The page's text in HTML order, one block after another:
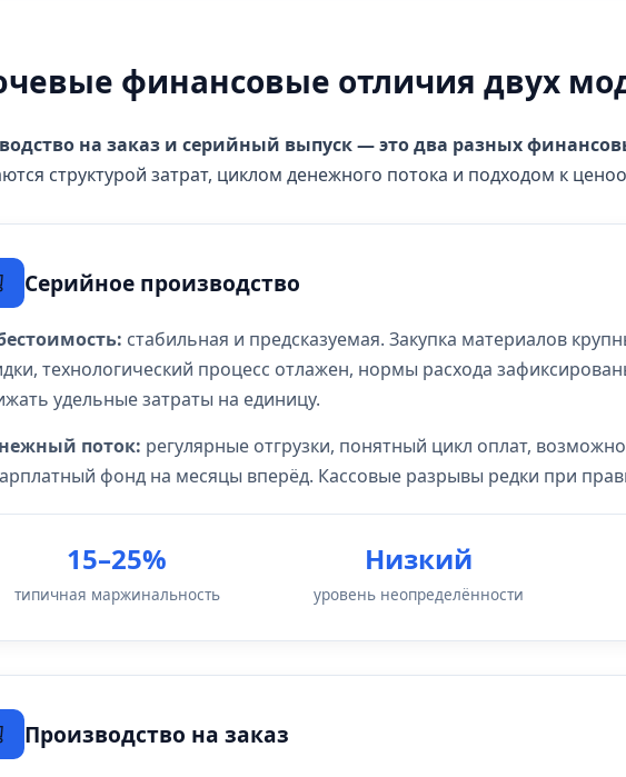
финансовые отличия двух
на заказ и серийный выпуск — это два разных
структурой затрат, циклом денежного потока и подходом к
Серийное производство
стабильная и предсказуемая. Закупка материалов
технологический процесс отлажен, нормы расхода
удельные затраты на единицу.
поток: регулярные отгрузки, понятный цикл оплат,
фонд на месяцы вперёд. Кассовые разрывы редки при
15–25%
типичная маржинальность
Низкий
уровень неопределённости
Производство на заказ